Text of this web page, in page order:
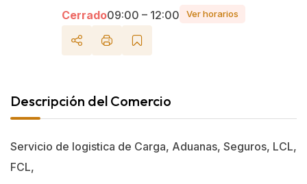
Cerrado09:00 – 12:00 Ver horarios
Descripción del Comercio
Servicio de logistica de Carga, Aduanas, Seguros, LCL,
FCL,